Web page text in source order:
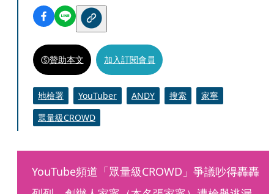
贊助本文 加入訂閱會員
地檢署 YouTuber ANDY 搜索
家寧
眾量級CROWD
YouTube頻道「眾量級CROWD」爭議吵得轟轟